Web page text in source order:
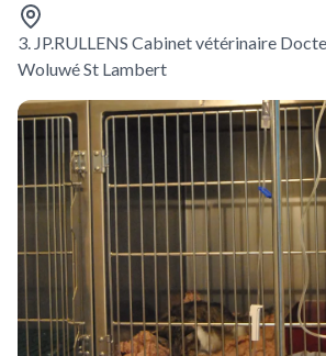
3. JP.RULLENS Cabinet vétérinaire
Woluwé St Lambert